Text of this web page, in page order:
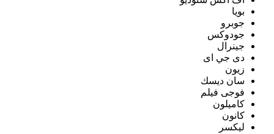
بويا
جوبرو
جودوكس
جينرال
دى جي اى
زيون
سان ديسك
فوجى فيلم
كاميلون
كانون
ليكسر